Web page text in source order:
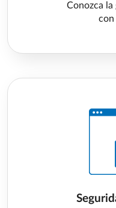
Conozca
con